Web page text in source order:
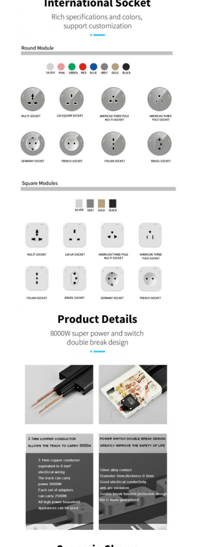
Produk
Tentang kita
Wisata pabrik
Kontrol kualitas
Hubungi kami
sistem konferensi
membalik monitor
Soket Ekstensi yang Terpencil
Soket Colokan Menara
Kotak Soket Meja Konferensi
Soket geser
Outlet Listrik Meja
Soket Jalur
Tabel Mount Power Strip
Outlet Meja yang Terkubur